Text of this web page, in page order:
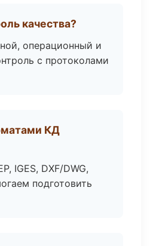
качества?
операционный и
с протоколами
КД
IGES, DXF/DWG,
подготовить